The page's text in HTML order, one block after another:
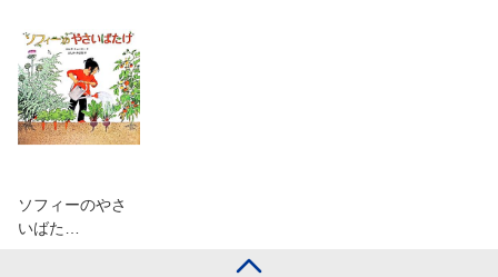
ソフィーのやさ
いばた…